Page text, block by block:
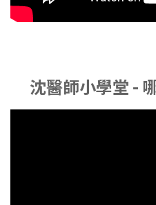
沈醫師小學堂 -